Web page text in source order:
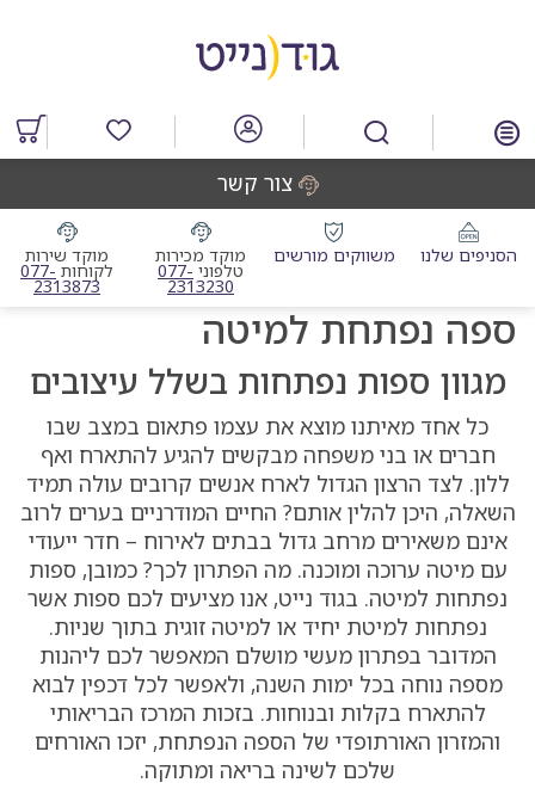
מרכזי
מוצרים
במועדפים
הסניפים שלנו משווקים מורשים מוקד מכירות
טלפונימוקד מכירות טלפוני
077-
2313230
מוקד שירות
לקוחותמוקד
077-
2313873
צור קשר
ספה נפתחת למיטה
מגוון ספות נפתחות בשלל עיצובים
כל אחד מאיתנו מוצא את עצמו פתאום במצב שבו
חברים או בני משפחה מבקשים להגיע להתארח ואף
ללון. לצד הרצון הגדול לארח אנשים קרובים עולה תמיד
השאלה, היכן להלין אותם? החיים המודרניים בערים לרוב
אינם משאירים מרחב גדול בבתים לאירוח – חדר ייעודי
עם מיטה ערוכה ומוכנה. מה הפתרון לכך? כמובן, ספות
נפתחות למיטה. בגוד נייט, אנו מציעים לכם ספות אשר
נפתחות למיטת יחיד או למיטה זוגית בתוך שניות.
המדובר בפתרון מעשי מושלם המאפשר לכם ליהנות
מספה נוחה בכל ימות השנה, ולאפשר לכל דכפין לבוא
להתארח בקלות ובנוחות. בזכות המרכז הבריאותי
והמזרון האורתופדי של הספה הנפתחת, יזכו האורחים
שלכם לשינה בריאה ומתוקה.